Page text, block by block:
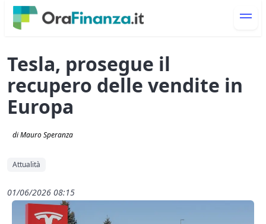
Tesla, prosegue il
recupero delle vendite in
Europa
di Mauro Speranza
Attualità
01/06/2026 08:15